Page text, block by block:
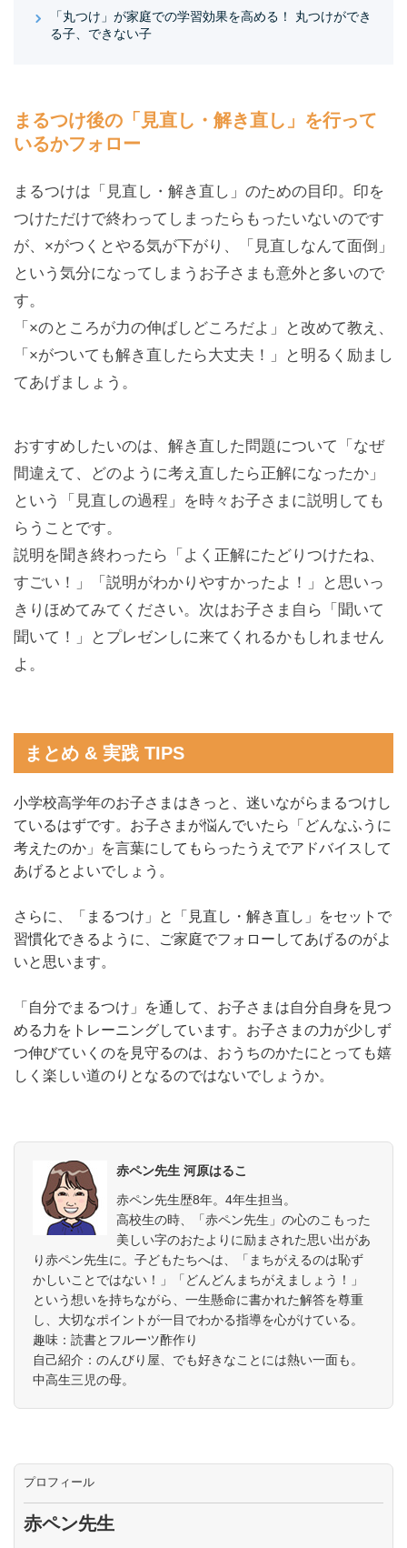
「丸つけ」が家庭での学習効果を高める！ 丸つけができ
る子、できない子
まるつけ後の「見直し・解き直し」を行って
いるかフォロー
まるつけは「見直し・解き直し」のための目印。印を
つけただけで終わってしまったらもったいないのです
が、×がつくとやる気が下がり、「見直しなんて面倒」
という気分になってしまうお子さまも意外と多いので
す。
「×のところが力の伸ばしどころだよ」と改めて教え、
「×がついても解き直したら大丈夫！」と明るく励まし
てあげましょう。
おすすめしたいのは、解き直した問題について「なぜ
間違えて、どのように考え直したら正解になったか」
という「見直しの過程」を時々お子さまに説明しても
らうことです。
説明を聞き終わったら「よく正解にたどりつけたね、
すごい！」「説明がわかりやすかったよ！」と思いっ
きりほめてみてください。次はお子さま自ら「聞いて
聞いて！」とプレゼンしに来てくれるかもしれません
よ。
まとめ & 実践 TIPS
小学校高学年のお子さまはきっと、迷いながらまるつけし
ているはずです。お子さまが悩んでいたら「どんなふうに
考えたのか」を言葉にしてもらったうえでアドバイスして
あげるとよいでしょう。
さらに、「まるつけ」と「見直し・解き直し」をセットで
習慣化できるように、ご家庭でフォローしてあげるのがよ
いと思います。
「自分でまるつけ」を通して、お子さまは自分自身を見つ
める力をトレーニングしています。お子さまの力が少しず
つ伸びていくのを見守るのは、おうちのかたにとっても嬉
しく楽しい道のりとなるのではないでしょうか。
赤ペン先生 河原はるこ
赤ペン先生歴8年。4年生担当。
高校生の時、「赤ペン先生」の心のこもった
美しい字のおたよりに励まされた思い出があ
り赤ペン先生に。子どもたちへは、「まちがえるのは恥ず
かしいことではない！」「どんどんまちがえましょう！」
という想いを持ちながら、一生懸命に書かれた解答を尊重
し、大切なポイントが一目でわかる指導を心がけている。
趣味：読書とフルーツ酢作り
自己紹介：のんびり屋、でも好きなことには熱い一面も。
中高生三児の母。
プロフィール
赤ペン先生